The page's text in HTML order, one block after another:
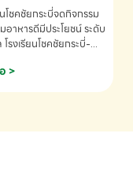
โรงเรียนโชคชัยกระบี่-
ข้อมูลเพิ่มเติม โทร.
นโชคชัยกระบี่จดกิจกรรม
อาหารดีมีประโยชน์ ระดับ
รงเรียนโชคชัยกระบี่-
>